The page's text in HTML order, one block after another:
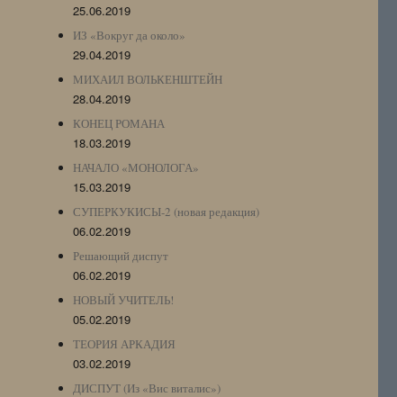
25.06.2019
ИЗ «Вокруг да около»
29.04.2019
МИХАИЛ ВОЛЬКЕНШТЕЙН
28.04.2019
КОНЕЦ РОМАНА
18.03.2019
НАЧАЛО «МОНОЛОГА»
15.03.2019
СУПЕРКУКИСЫ-2 (новая редакция)
06.02.2019
Решающий диспут
06.02.2019
НОВЫЙ УЧИТЕЛЬ!
05.02.2019
ТЕОРИЯ АРКАДИЯ
03.02.2019
ДИСПУТ (Из «Вис виталис»)